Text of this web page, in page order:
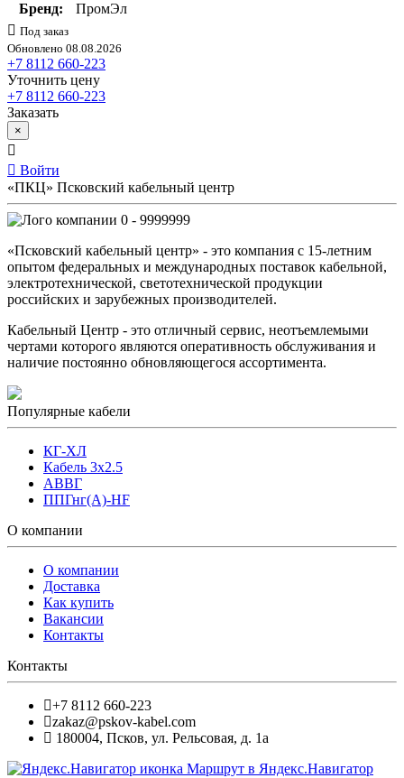
Бренд:
ПромЭл
Под заказ
Обновлено 08.08.2026
+7 8112 660-223
Уточнить цену
+7 8112 660-223
Заказать
×
Войти
«ПКЦ» Псковский кабельный центр
0 - 9999999
«Псковский кабельный центр» - это компания с 15-летним
опытом федеральных и международных поставок кабельной,
электротехнической, светотехнической продукции
российских и зарубежных производителей.
Кабельный Центр - это отличный сервис, неотъемлемыми
чертами которого являются оперативность обслуживания и
наличие постоянно обновляющегося ассортимента.
Популярные кабели
КГ-ХЛ
Кабель 3x2.5
АВВГ
ППГнг(А)-HF
О компании
О компании
Доставка
Как купить
Вакансии
Контакты
Контакты
+7 8112 660-223
zakaz@pskov-kabel.com
180004, Псков, ул. Рельсовая, д. 1а
Маршрут в Яндекс.Навигатор